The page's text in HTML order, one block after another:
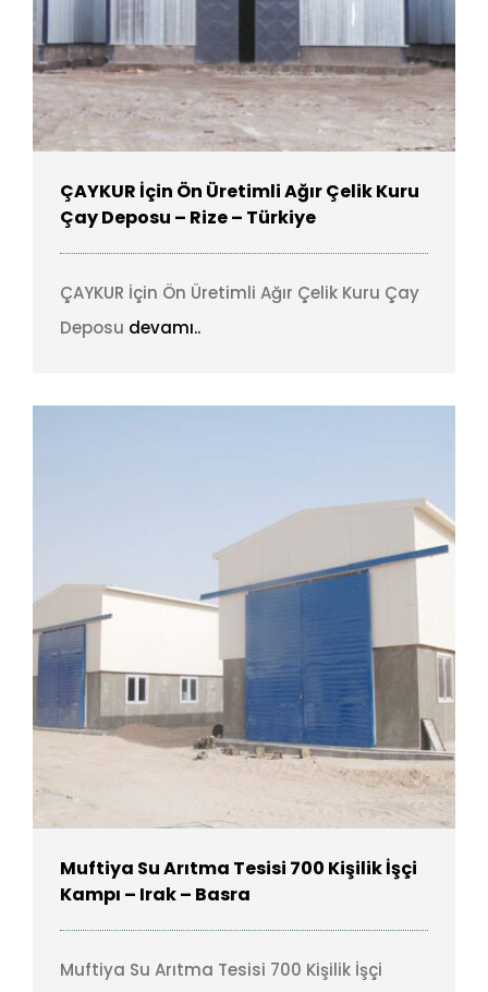
ÇAYKUR İçin Ön Üretimli Ağır Çelik Kuru
Çay Deposu – Rize – Türkiye
ÇAYKUR İçin Ön Üretimli Ağır Çelik Kuru Çay
Deposu devamı..
Muftiya Su Arıtma Tesisi 700 Kişilik İşçi
Kampı – Irak – Basra
Muftiya Su Arıtma Tesisi 700 Kişilik İşçi